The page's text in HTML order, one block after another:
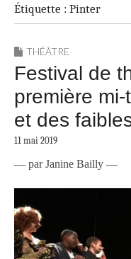
Étiquette : Pinter
THÉÂTRE
Festival de
première
et des
11 mai 2019
— par Janine Bailly —